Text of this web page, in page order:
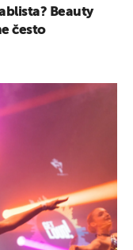
Beauty
često